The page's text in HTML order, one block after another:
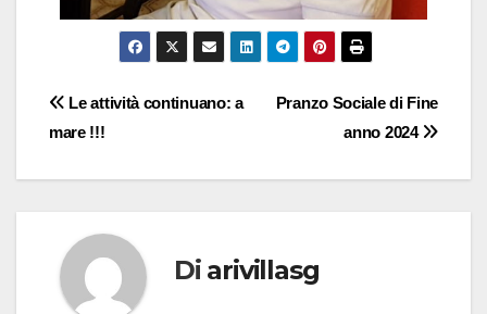
Pranzo Sociale di Fine
anno 2024
Le attività continuano: a
mare !!!
Di arivillasg